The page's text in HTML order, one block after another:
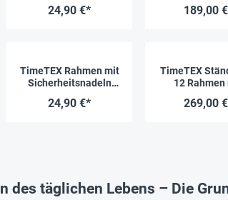
24,90 €*
„Montessori
189,00
TimeTEX Rahmen mit
Sicherheitsnadeln
24,90 €*
TimeTEX
12
"Montessori
269,00
des täglichen Lebens – Die